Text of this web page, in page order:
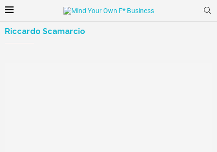
Riccardo Scamarcio